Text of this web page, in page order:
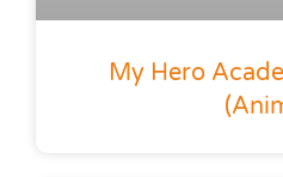
My Hero